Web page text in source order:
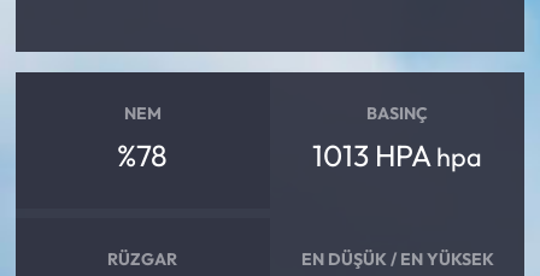
NEM
%78
BASINÇ
1013 HPA hpa
RÜZGAR EN DÜŞÜK / EN YÜKSEK